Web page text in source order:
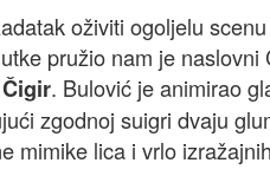
oživiti ogoljelu
pružio nam je naslovni
. Bulović je animirao
zgodnoj suigri dvaju
mimike lica i vrlo